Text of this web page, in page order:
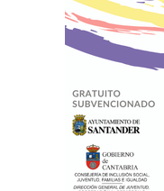
Participation